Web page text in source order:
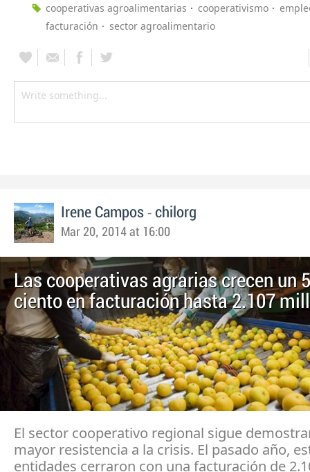
cooperativas agroalimentarias
cooperativismo
facturación
sector agroalimentario
Irene Campos - chilorg
Mar 20, 2014 at 16:00
Las cooperativas agrarias crecen un
ciento en facturación hasta 2.107
El sector cooperativo regional sigue
mayor resistencia a la crisis. El pasado año,
entidades cerraron con una facturación de